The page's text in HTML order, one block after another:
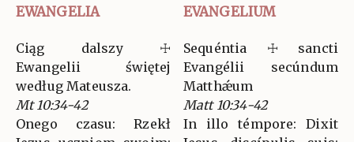
EWANGELIA EVANGELIUM
Ciąg dalszy ☩
Ewangelii świętej
według Mateusza.
Mt 10:34-42
Onego czasu: Rzekł
Sequéntia ☩ sancti
Evangélii secúndum
Matthǽum
Matt 10:34-42
In illo témpore: Dixit